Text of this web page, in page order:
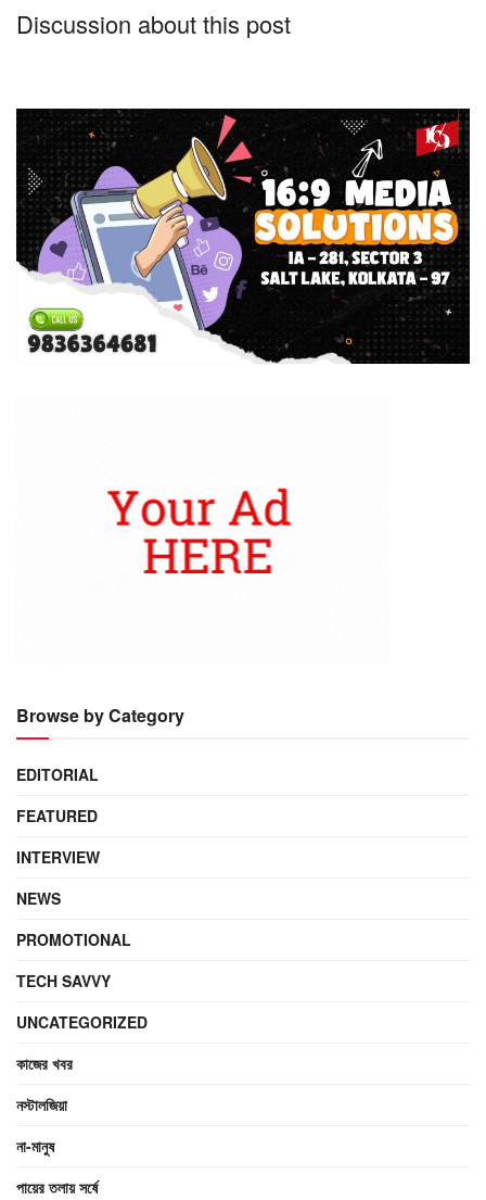
Discussion about this post
Browse by Category
EDITORIAL
FEATURED
INTERVIEW
NEWS
PROMOTIONAL
TECH SAVVY
UNCATEGORIZED
কাজের খবর
নস্টালজিয়া
না-মানুষ
পায়ের তলায় সর্ষে